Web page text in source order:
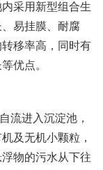
采用新型组合生
易挂膜、耐腐
移率高，同时有
优点。
进入沉淀池，
及无机小颗粒，
物的污水从下往